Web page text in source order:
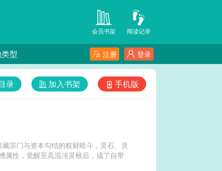
阅读记录
会员书架
型 登录
注册
手机版
加入书架
录
宗门与资本勾结的权财暗斗，灵石、灵
属性，觉醒至高混沌灵根后，成了自带